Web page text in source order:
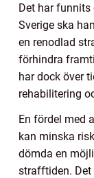
Det har
Sverige ska
en renodlad
förhindra
har dock över
rehabilitering
En fördel med
kan minska
dömda en
strafftiden.